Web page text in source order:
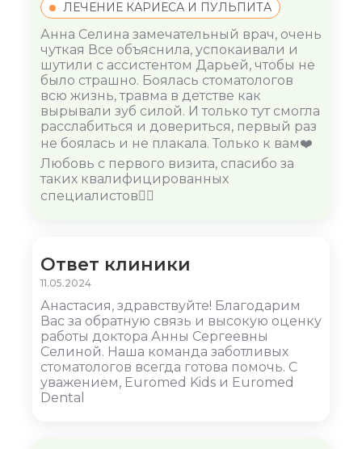
ЛЕЧЕНИЕ КАРИЕСА И ПУЛЬПИТА
Анна Селина замечательный врач, очень
чуткая Все объяснила, успокаивали и
шутили с ассистентом Дарьей, чтобы не
было страшно. Боялась стоматологов
всю жизнь, травма в детстве как
вырывали зуб силой. И только тут смогла
расслабиться и довериться, первый раз
не боялась и не плакала. Только к вам❤️
Любовь с первого визита, спасибо за
таких квалифицированных
специалистов👍🏼
Ответ клиники
11.05.2024
Анастасия, здравствуйте! Благодарим
Вас за обратную связь и высокую оценку
работы доктора Анны Сергеевны
Селиной. Наша команда заботливых
стоматологов всегда готова помочь. С
уважением, Euromed Kids и Euromed
Dental